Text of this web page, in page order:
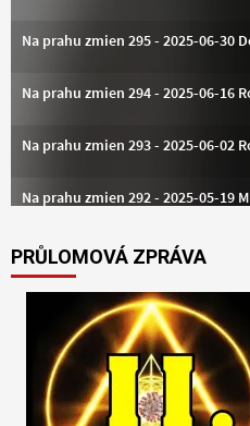
PRŮLOMOVÁ ZPRÁVA